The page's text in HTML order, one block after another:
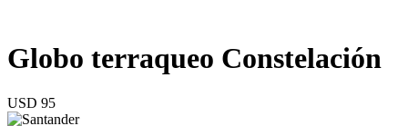
Globo terraqueo Constelación
USD 95